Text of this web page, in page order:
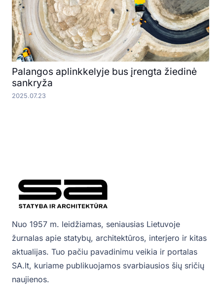
Palangos aplinkkelyje bus įrengta žiedinė
sankryža
2025.07.23
Nuo 1957 m. leidžiamas, seniausias Lietuvoje
žurnalas apie statybų, architektūros, interjero ir kitas
aktualijas. Tuo pačiu pavadinimu veikia ir portalas
SA.lt, kuriame publikuojamos svarbiausios šių sričių
naujienos.